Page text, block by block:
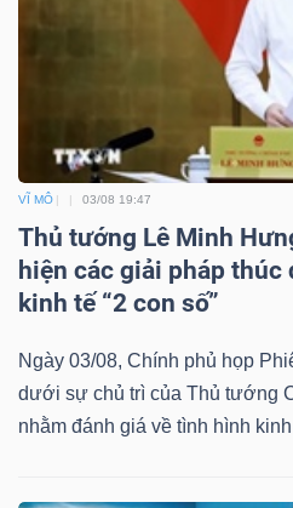
VĨ MÔ 03/08 19:47
Thủ tướng Lê Minh
hiện các giải pháp
kinh tế “2 con số”
Ngày 03/08, Chính phủ họp
dưới sự chủ trì của Thủ tướng
nhằm đánh giá về tình hình